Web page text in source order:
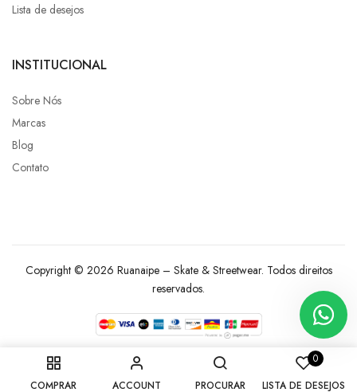
COMPRAR ACCOUNT PROCURAR
0
LISTA DE DESEJOS
Lista de desejos
INSTITUCIONAL
Sobre Nós
Marcas
Blog
Contato
Copyright © 2026 Ruanaipe – Skate & Streetwear. Todos direitos
reservados.